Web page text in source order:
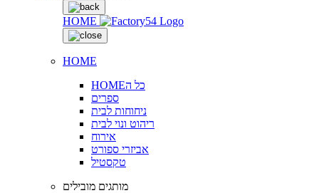
HOME
HOME
HOMEכל ה
ספרים
ניחוחות לבית
ריהוט ונוי לבית
אירוח
אביזרי ספורט
טקסטיל
מותגים מובילים